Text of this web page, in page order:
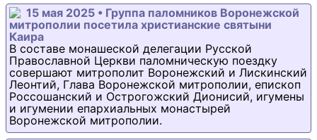
15 мая 2025 • Группа паломников Воронежской
митрополии посетила христианские святыни
Каира
В составе монашеской делегации Русской
Православной Церкви паломническую поездку
совершают митрополит Воронежский и Лискинский
Леонтий, Глава Воронежской митрополии, епископ
Россошанский и Острогожский Дионисий, игумены
и игумении епархиальных монастырей
Воронежской митрополии.